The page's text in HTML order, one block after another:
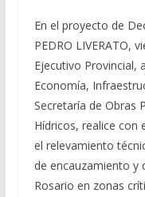
En el proyecto de
PEDRO LIVERATO,
Ejecutivo Provincial,
Economía,
Secretaría de Obras
Hídricos, realice con
el relevamiento
de encauzamiento y
Rosario en zonas